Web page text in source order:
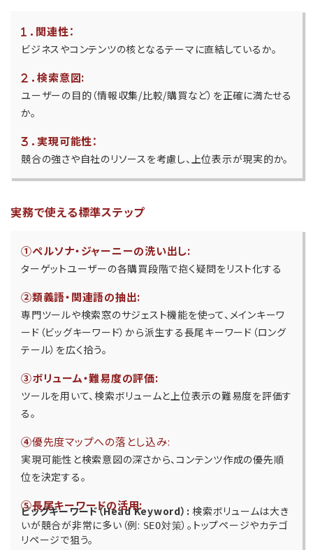
． 関連性：
ビジネスやコンテンツの核となるテーマに直結しているか。
．検索意図:
ユーザーの目的（情報収集/比較/購買など）を正確に満たせる
か。
． 実現可能性：
競合の強さや自社のリソースを考慮し、上位表示が現実的か。
実務で使える標準ステップ
①ペルソナ・ジャーニーの洗い出し:
ターゲットユーザーの各購買段階で抱く疑問をリスト化する
②類義語・関連語の抽出:
専門ツールや検索窓のサジェスト機能を使って、メインキーワ
ード（ビッグキーワード）から派生する長尾キーワード（ロング
テール）を広く拾う。
③ボリューム・難易度の評価:
ツールを用いて、検索ボリュームと上位表示の難易度を評価す
る。
④優先度マップへの落とし込み:
実現可能性と検索意図の深さから、コンテンツ作成の優先順
位を決定する。
⑤長尾キーワードの活用:
ビッグキーワード（Head Keyword）: 検索ボリュームは大き
いが競合が非常に多い（例: SEO対策）。トップページやカテゴ
リページで狙う。